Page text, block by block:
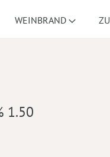
WEINBRAND
1.50